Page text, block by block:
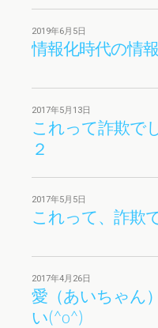
2019年6月5日
情報化時代の情報
2017年5月13日
これって詐欺で
２
2017年5月5日
これって、詐欺
2017年4月26日
愛（あいちゃん
い(^o^)